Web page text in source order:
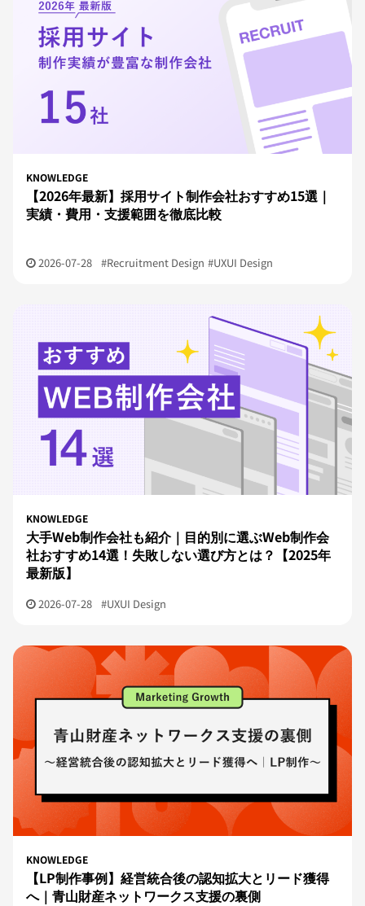
KNOWLEDGE
【2026年最新】採用サイト制作会社おすすめ15選｜
実績・費用・支援範囲を徹底比較
2026-07-28 #Recruitment Design #UXUI Design
KNOWLEDGE
大手Web制作会社も紹介｜目的別に選ぶWeb制作会
社おすすめ14選！失敗しない選び方とは？【2025年
最新版】
2026-07-28 #UXUI Design
KNOWLEDGE
【LP制作事例】経営統合後の認知拡大とリード獲得
へ｜青山財産ネットワークス支援の裏側